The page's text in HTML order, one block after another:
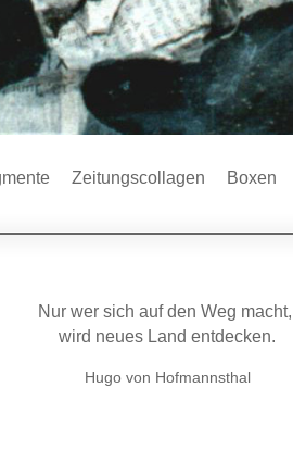
Zeitungscollagen Boxen
Nur wer sich auf den Weg macht,
wird neues Land entdecken.
Hugo von Hofmannsthal